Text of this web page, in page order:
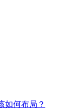
何布局？